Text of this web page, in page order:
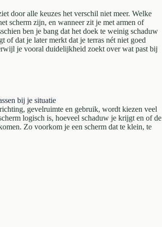
door alle keuzes het verschil niet meer. Welke
scherm zijn, en wanneer zit je met armen of
ben je bang dat het doek te weinig schaduw
of dat je later merkt dat je terras nét niet goed
je vooral duidelijkheid zoekt over wat past bij
bij je situatie
gevelruimte en gebruik, wordt kiezen veel
logisch is, hoeveel schaduw je krijgt en of de
Zo voorkom je een scherm dat te klein, te